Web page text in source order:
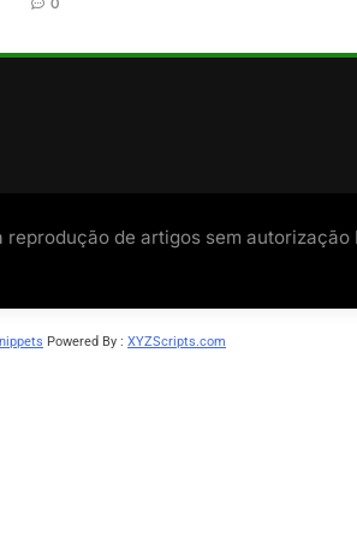
de artigos sem autorização
Powered By : XYZScripts.com